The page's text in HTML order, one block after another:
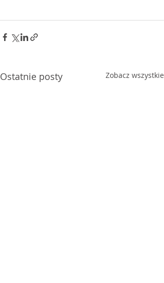
Ostatnie posty Zobacz wszystkie